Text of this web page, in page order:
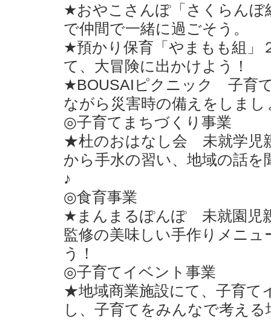
★おやこさんぽ「さくらん
で仲間で一緒に過ごそう。
★預かり保育「やまもも組
て、大冒険に出かけよう！
★BOUSAIピクニック 子育
ながら災害時の備えをしまし
◎子育てまちづくり事業
★杜のおはなし会 未就学児
から手水の習い、地域の話
♪
◎食育事業
★まんまるぽんぽ 未就園児
監修の美味しい手作りメニ
う！
◎子育てイベント事業
★地域商業施設にて、子育て
し、子育てをみんなで考え